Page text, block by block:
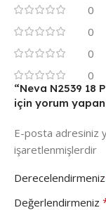
0
0
0
0
“Neva N2539 18
için yorum
E-posta adresiniz
işaretlenmişlerdir
Derecelendirmeniz
Değerlendirmeniz